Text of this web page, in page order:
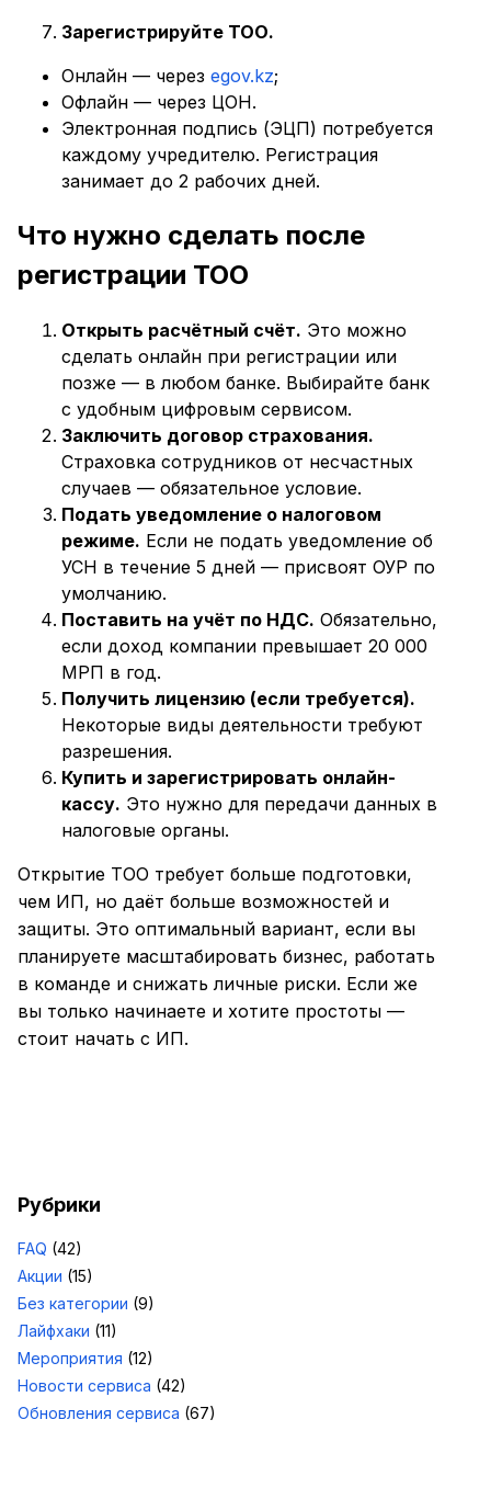
Зарегистрируйте ТОО.
Онлайн — через egov.kz;
Офлайн — через ЦОН.
Электронная подпись (ЭЦП) потребуется
каждому учредителю. Регистрация
занимает до 2 рабочих дней.
Что нужно сделать после
регистрации ТОО
Открыть расчётный счёт. Это можно
сделать онлайн при регистрации или
позже — в любом банке. Выбирайте банк
с удобным цифровым сервисом.
Заключить договор страхования.
Страховка сотрудников от несчастных
случаев — обязательное условие.
Подать уведомление о налоговом
режиме. Если не подать уведомление об
УСН в течение 5 дней — присвоят ОУР по
умолчанию.
Поставить на учёт по НДС. Обязательно,
если доход компании превышает 20 000
МРП в год.
Получить лицензию (если требуется).
Некоторые виды деятельности требуют
разрешения.
Купить и зарегистрировать онлайн-
кассу. Это нужно для передачи данных в
налоговые органы.
Открытие ТОО требует больше подготовки,
чем ИП, но даёт больше возможностей и
защиты. Это оптимальный вариант, если вы
планируете масштабировать бизнес, работать
в команде и снижать личные риски. Если же
вы только начинаете и хотите простоты —
стоит начать с ИП.
Рубрики
FAQ (42)
Акции (15)
Без категории (9)
Лайфхаки (11)
Мероприятия (12)
Новости сервиса (42)
Обновления сервиса (67)